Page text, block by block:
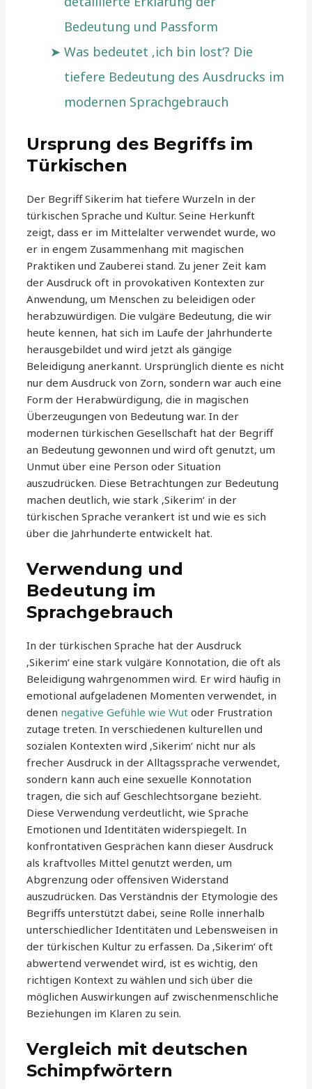
Bedeutung und Passform
Was bedeutet ‚ich bin lost‘? Die
tiefere Bedeutung des Ausdrucks im
modernen Sprachgebrauch
Ursprung des Begriffs im
Türkischen
Der Begriff Sikerim hat tiefere Wurzeln in der
türkischen Sprache und Kultur. Seine Herkunft
zeigt, dass er im Mittelalter verwendet wurde, wo
er in engem Zusammenhang mit magischen
Praktiken und Zauberei stand. Zu jener Zeit kam
der Ausdruck oft in provokativen Kontexten zur
Anwendung, um Menschen zu beleidigen oder
herabzuwürdigen. Die vulgäre Bedeutung, die wir
heute kennen, hat sich im Laufe der Jahrhunderte
herausgebildet und wird jetzt als gängige
Beleidigung anerkannt. Ursprünglich diente es nicht
nur dem Ausdruck von Zorn, sondern war auch eine
Form der Herabwürdigung, die in magischen
Überzeugungen von Bedeutung war. In der
modernen türkischen Gesellschaft hat der Begriff
an Bedeutung gewonnen und wird oft genutzt, um
Unmut über eine Person oder Situation
auszudrücken. Diese Betrachtungen zur Bedeutung
machen deutlich, wie stark ‚Sikerim‘ in der
türkischen Sprache verankert ist und wie es sich
über die Jahrhunderte entwickelt hat.
Verwendung und
Bedeutung im
Sprachgebrauch
In der türkischen Sprache hat der Ausdruck
‚Sikerim‘ eine stark vulgäre Konnotation, die oft als
Beleidigung wahrgenommen wird. Er wird häufig in
emotional aufgeladenen Momenten verwendet, in
denen negative Gefühle wie Wut oder Frustration
zutage treten. In verschiedenen kulturellen und
sozialen Kontexten wird ‚Sikerim‘ nicht nur als
frecher Ausdruck in der Alltagssprache verwendet,
sondern kann auch eine sexuelle Konnotation
tragen, die sich auf Geschlechtsorgane bezieht.
Diese Verwendung verdeutlicht, wie Sprache
Emotionen und Identitäten widerspiegelt. In
konfrontativen Gesprächen kann dieser Ausdruck
als kraftvolles Mittel genutzt werden, um
Abgrenzung oder offensiven Widerstand
auszudrücken. Das Verständnis der Etymologie des
Begriffs unterstützt dabei, seine Rolle innerhalb
unterschiedlicher Identitäten und Lebensweisen in
der türkischen Kultur zu erfassen. Da ‚Sikerim‘ oft
abwertend verwendet wird, ist es wichtig, den
richtigen Kontext zu wählen und sich über die
möglichen Auswirkungen auf zwischenmenschliche
Beziehungen im Klaren zu sein.
Vergleich mit deutschen
Schimpfwörtern